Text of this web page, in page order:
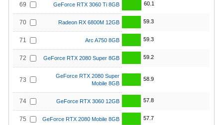
69 GeForce RTX 3060 Ti 8GB 60.1
70 Radeon RX 6800M 12GB 59.3
71 Arc A750 8GB 59.3
72 GeForce RTX 2080 Super 8GB 59.2
73
GeForce RTX 2080 Super
Mobile 8GB
58.9
74 GeForce RTX 3060 12GB 57.8
75 GeForce RTX 2080 Mobile 8GB 57.7